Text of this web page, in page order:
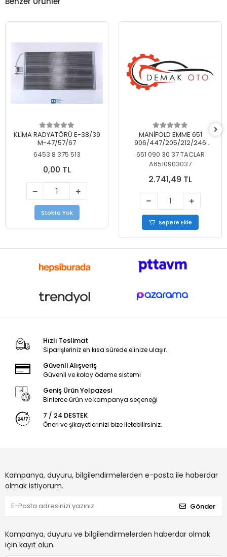
KLİMA RADYATÖRÜ E-38/39
M-47/57/67
6453 8 375 513
0,00 TL
Stokta Yok
MANİFOLD EMME 651
906/447/205/212/246
KELEBEKSİZ
651 090 30 37 TACLAR
A6510903037
2.741,49 TL
Sepete Ekle
Hızlı Teslimat
Siparişleriniz en kısa sürede elinize ulaşır.
Güvenli Alışveriş
Güvenli ve kolay ödeme sistemi
Geniş Ürün Yelpazesi
Binlerce ürün ve kampanya seçeneği
7 / 24 DESTEK
Öneri ve şikayetlerinizi bize iletebilirsiniz.
Kampanya, duyuru, bilgilendirmelerden e-posta ile haberdar
olmak istiyorum.
Gönder
Kampanya, duyuru ve bilgilendirmelerden haberdar olmak
için kayıt olun.